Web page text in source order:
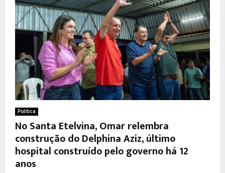
Política
No Santa Etelvina, Omar relembra
construção do Delphina Aziz, último
hospital construído pelo governo há 12
anos